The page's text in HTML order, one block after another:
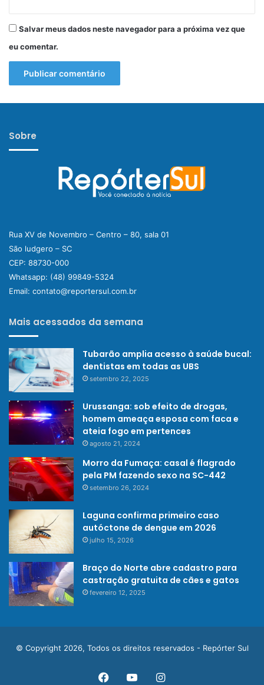
Salvar meus dados neste navegador para a próxima vez que
eu comentar.
Sobre
Rua XV de Novembro – Centro – 80, sala 01
São ludgero – SC
CEP: 88730-000
Whatsapp: (48) 99849-5324
Email: contato@reportersul.com.br
Mais acessados da semana
Tubarão amplia acesso à saúde bucal:
dentistas em todas as UBS
setembro 22, 2025
Urussanga: sob efeito de drogas,
homem ameaça esposa com faca e
ateia fogo em pertences
agosto 21, 2024
Morro da Fumaça: casal é flagrado
pela PM fazendo sexo na SC-442
setembro 26, 2024
Laguna confirma primeiro caso
autóctone de dengue em 2026
julho 15, 2026
Braço do Norte abre cadastro para
castração gratuita de cães e gatos
fevereiro 12, 2025
© Copyright 2026, Todos os direitos reservados - Repórter Sul
Facebook
YouTubeInstagram